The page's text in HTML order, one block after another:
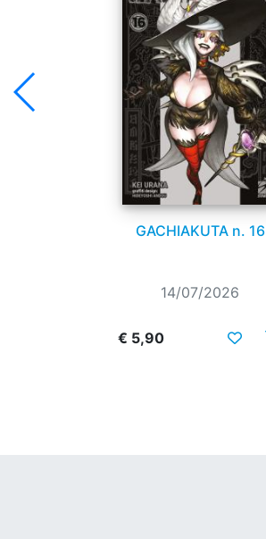
GACHIAKUTA n. 16
14/07/2026
€ 5,90